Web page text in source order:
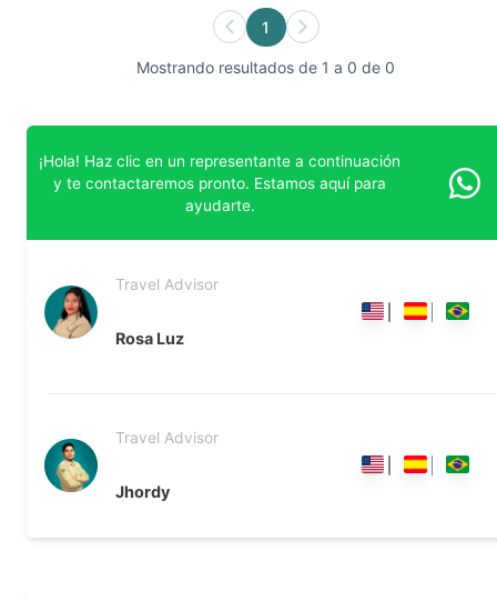
1
Mostrando resultados de 1 a 0 de 0
¡Hola! Haz clic en un representante a continuación
y te contactaremos pronto. Estamos aquí para
ayudarte.
Travel Advisor
Rosa Luz
Travel Advisor
Jhordy